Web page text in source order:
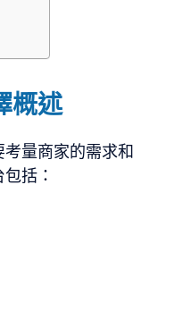
概述
量商家的需求和
括：